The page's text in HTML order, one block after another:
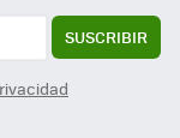
SUSCRIBIR